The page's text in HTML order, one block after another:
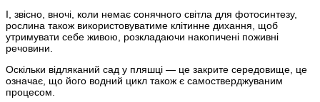
І, звісно, вночі, коли немає сонячного світла для фотосинтезу,
рослина також використовуватиме клітинне дихання, щоб
утримувати себе живою, розкладаючи накопичені поживні
речовини.
Оскільки відляканий сад у пляшці — це закрите середовище, це
означає, що його водний цикл також є самостверджуваним
процесом.